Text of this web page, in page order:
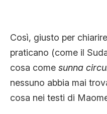
Così, giusto per
praticano (come il
cosa come sunna
nessuno abbia mai
cosa nei testi di